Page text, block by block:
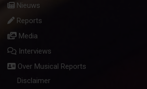
Nieuws
Reports
Media
Interviews
Over Musical Reports
Disclaimer